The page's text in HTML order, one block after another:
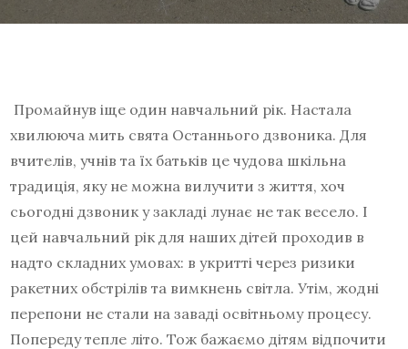
Промайнув іще один навчальний рік. Настала
хвилююча мить свята Останнього дзвоника. Для
вчителів, учнів та їх батьків це чудова шкільна
традиція, яку не можна вилучити з життя, хоч
сьогодні дзвоник у закладі лунає не так весело. І
цей навчальний рік для наших дітей проходив в
надто складних умовах: в укритті через ризики
ракетних обстрілів та вимкнень світла. Утім, жодні
перепони не стали на заваді освітньому процесу.
Попереду тепле літо. Тож бажаємо дітям відпочити